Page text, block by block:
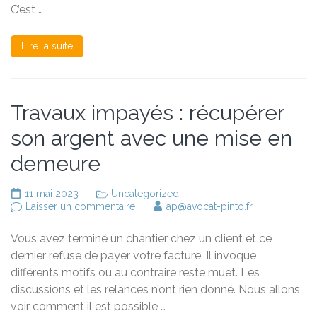
C’est …
Lire la suite
Travaux impayés : récupérer
son argent avec une mise en
demeure
11 mai 2023
Uncategorized
Laisser un commentairesur
récupérer
argent
avec
une
ap@avocat-pinto.fr
Vous avez terminé un chantier chez un client et ce
dernier refuse de payer votre facture. Il invoque
différents motifs ou au contraire reste muet. Les
discussions et les relances n’ont rien donné. Nous allons
voir comment il est possible …